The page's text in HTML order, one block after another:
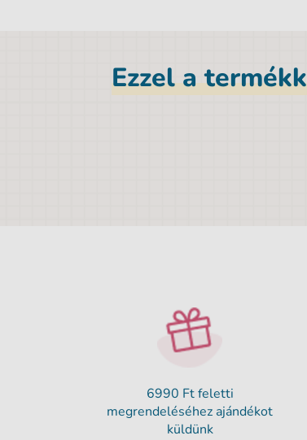
Ezzel a
6990 Ft feletti
megrendeléséhez ajándékot
küldünk